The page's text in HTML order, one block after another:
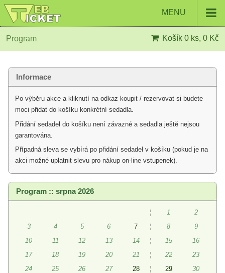
MENU
Program Košík 0 ks, 0 Kč
Informace
Po výběru akce a kliknutí na odkaz koupit / rezervovat si budete
moci přidat do košíku konkrétní sedadla.
Přidání sedadel do košíku není závazné a sedadla ještě nejsou
garantována.
Případná sleva se vybírá po přidání sedadel v košíku (pokud je na
akci možné uplatnit slevu pro nákup on-line vstupenek).
Program :: srpna 2026
¦ 1
2
3
4 5 6 7 ¦ 8
9
10
11 12 13 14 ¦ 15
16
17
18 19 20 21 ¦ 22
23
24
25 26 27 28 ¦ 29
30